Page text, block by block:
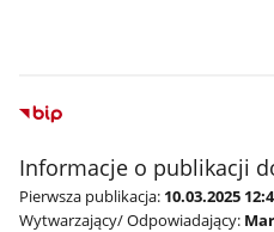
Informacje o publikacji
Pierwsza publikacja: 10.03.2025
Wytwarzający/ Odpowiadający: